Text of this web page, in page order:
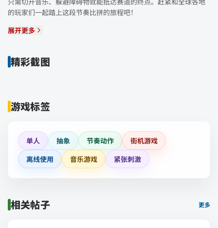
的玩家们一起踏上这段节奏比拼的旅程吧！
展开更多
精彩截图
游戏标签
单人 抽象 节奏动作
街机游戏
离线使用
音乐游戏 紧张刺激
相关帖子 更多